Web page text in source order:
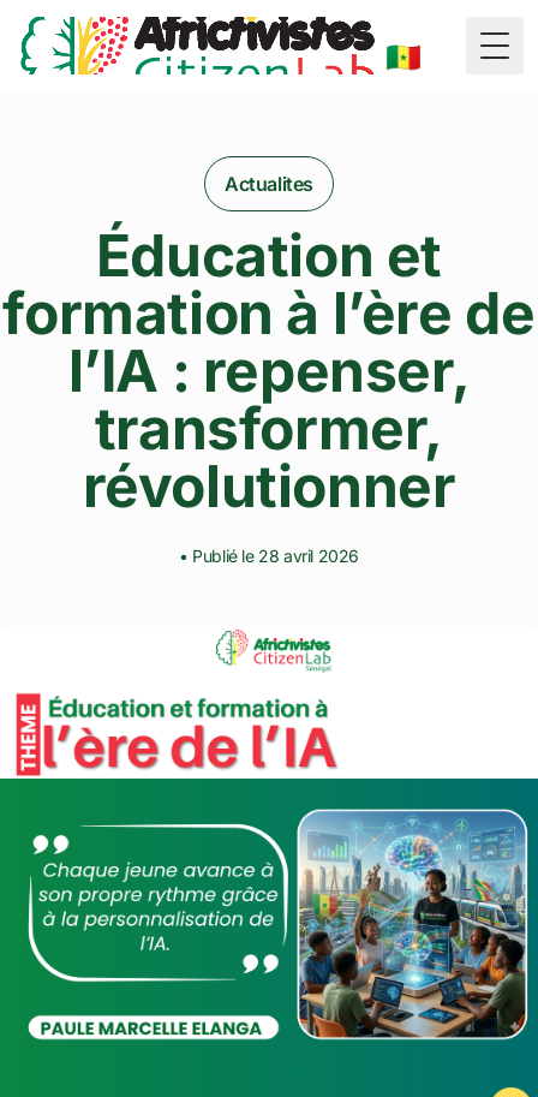
🇸🇳
Actualites
Éducation et
formation à l’ère de
l’IA : repenser,
transformer,
révolutionner
• Publié le 28 avril 2026